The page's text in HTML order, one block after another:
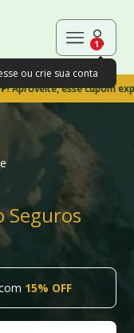
1
ou crie sua conta
esse cupom expira em
Seguros
15% OFF